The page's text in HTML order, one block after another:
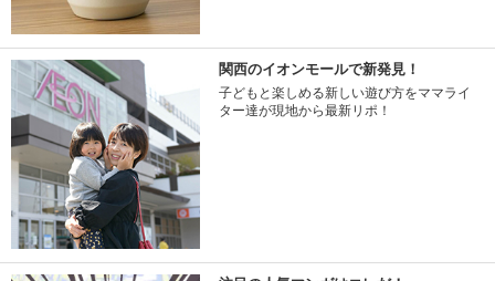
関西のイオンモールで新発見！
子どもと楽しめる新しい遊び方をママライ
ター達が現地から最新リポ！